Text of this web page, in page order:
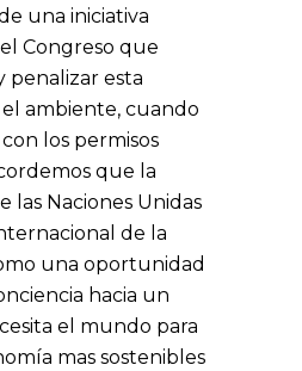
una iniciativa
Congreso que
penalizar esta
ambiente, cuando
los permisos
que la
las Naciones Unidas
de la
una oportunidad
hacia un
el mundo para
mas sostenibles